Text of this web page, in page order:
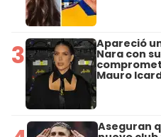
3 Apareció
Nara con
Mauro
Aseguran